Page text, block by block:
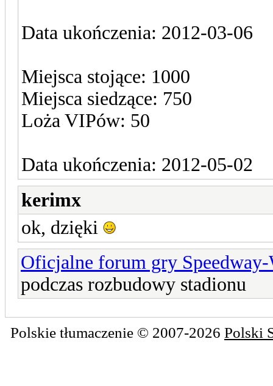
Data ukończenia: 2012-03-06
Miejsca stojące: 1000
Miejsca siedzące: 750
Loża VIPów: 50
Data ukończenia: 2012-05-02
kerimx
ok, dzięki
Oficjalne forum gry
podczas rozbudowy stadionu
Polskie tłumaczenie © 2007-2026 Polski